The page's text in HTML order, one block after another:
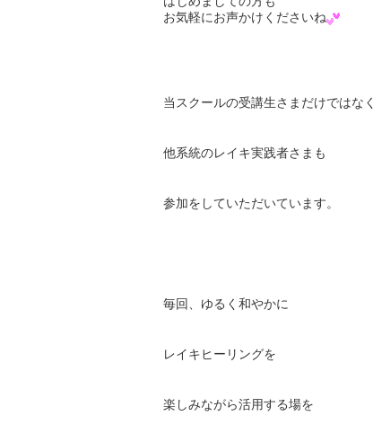
お気軽にお声かけくださいね
当スクールの受講生さまだけではなく
他系統のレイキ実践者さまも
参加をしていただいています。
毎回、ゆるく和やかに
レイキヒーリングを
楽しみながら活用する場を